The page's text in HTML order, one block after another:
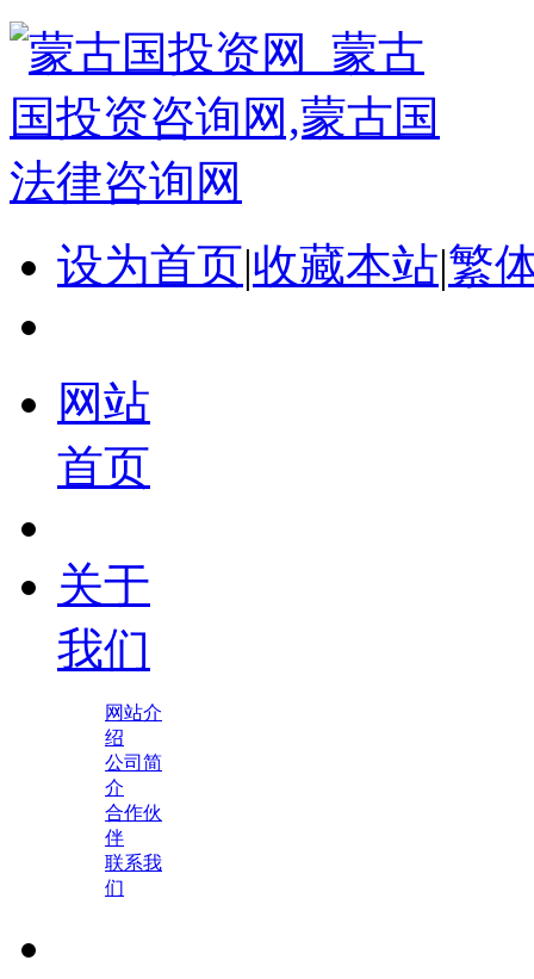
设为首页|收藏本站|繁
网站
首页
关于
我们
网站介
绍
公司简
介
合作伙
伴
联系我
们